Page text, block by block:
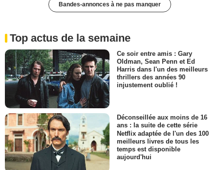
Bandes-annonces à ne pas manquer
Top actus de la semaine
Ce soir entre amis : Gary
Oldman, Sean Penn et Ed
Harris dans l'un des meilleurs
thrillers des années 90
injustement oublié !
Déconseillée aux moins de 16
ans : la suite de cette série
Netflix adaptée de l'un des 100
meilleurs livres de tous les
temps est disponible
aujourd'hui